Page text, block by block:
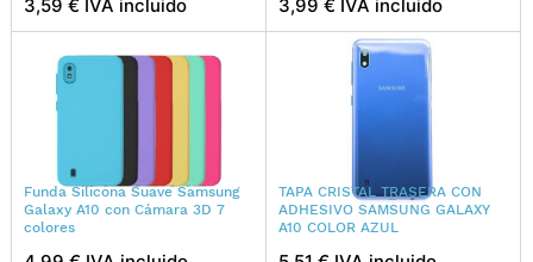
3,59 € IVA incluido 3,99 € IVA incluido
Funda Silicona Suave Samsung
Galaxy A10 con Cámara 3D 7
colores
TAPA CRISTAL TRASERA CON
ADHESIVO SAMSUNG GALAXY
A10 COLOR AZUL